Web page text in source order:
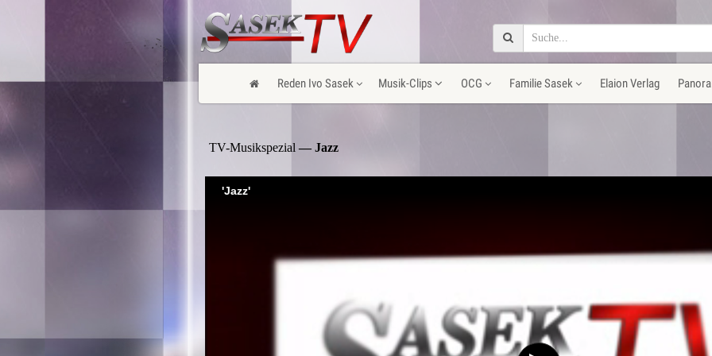
Reden Ivo Sasek Musik-Clips OCG Familie Sasek Elaion Verlag
TV-Musikspezial — Jazz
'Jazz'